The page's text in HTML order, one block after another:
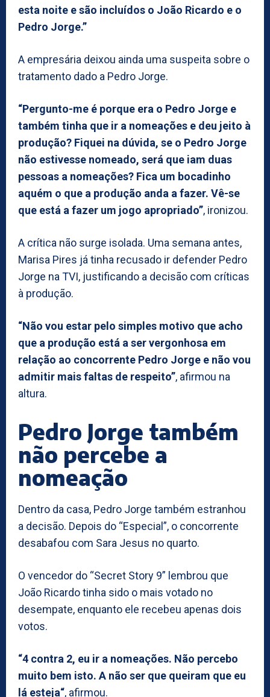
esta noite e são incluídos o João Ricardo e o
Pedro Jorge.”
A empresária deixou ainda uma suspeita sobre o
tratamento dado a Pedro Jorge.
“Pergunto-me é porque era o Pedro Jorge e
também tinha que ir a nomeações e deu jeito à
produção? Fiquei na dúvida, se o Pedro Jorge
não estivesse nomeado, será que iam duas
pessoas a nomeações? Fica um bocadinho
aquém o que a produção anda a fazer. Vê-se
que está a fazer um jogo apropriado”, ironizou.
A crítica não surge isolada. Uma semana antes,
Marisa Pires já tinha recusado ir defender Pedro
Jorge na TVI, justificando a decisão com críticas
à produção.
“Não vou estar pelo simples motivo que acho
que a produção está a ser vergonhosa em
relação ao concorrente Pedro Jorge e não vou
admitir mais faltas de respeito”, afirmou na
altura.
Pedro Jorge também
não percebe a
nomeação
Dentro da casa, Pedro Jorge também estranhou
a decisão. Depois do “Especial”, o concorrente
desabafou com Sara Jesus no quarto.
O vencedor do “Secret Story 9” lembrou que
João Ricardo tinha sido o mais votado no
desempate, enquanto ele recebeu apenas dois
votos.
“4 contra 2, eu ir a nomeações. Não percebo
muito bem isto. A não ser que queiram que eu
lá esteja“, afirmou.